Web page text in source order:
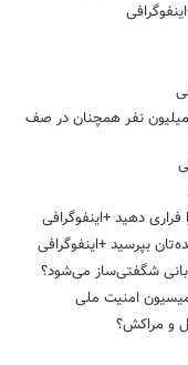
نیم میلیون نفر همچنان در صف
دهید +اینفوگرافی
امنیت ملی
و مراکش؟